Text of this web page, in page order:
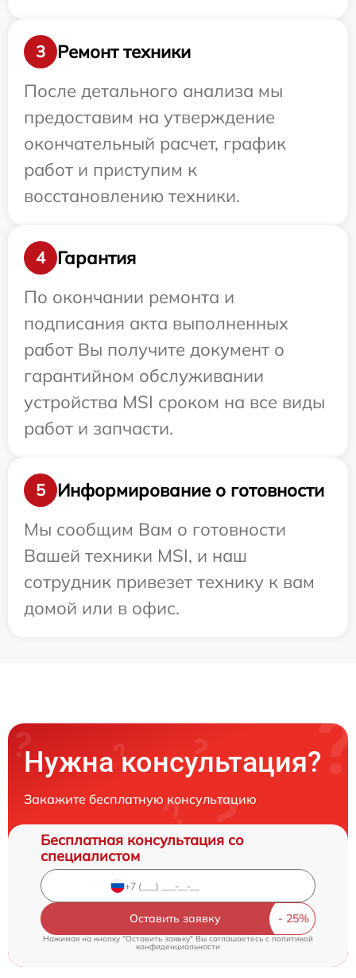
3
Ремонт техники
После детального анализа мы
предоставим на утверждение
окончательный расчет, график
работ и приступим к
восстановлению техники.
4
Гарантия
По окончании ремонта и
подписания акта выполненных
работ Вы получите документ о
гарантийном обслуживании
устройства MSI сроком на все виды
работ и запчасти.
5
Информирование о готовности
Мы сообщим Вам о готовности
Вашей техники MSI, и наш
сотрудник привезет технику к вам
домой или в офис.
Нужна консультация?
Закажите бесплатную консультацию
Бесплатная консультация со
специалистом
Оставить заявку
Нажимая на кнопку "Оставить заявку" Вы соглашаетесь c политикой
конфиденциальности